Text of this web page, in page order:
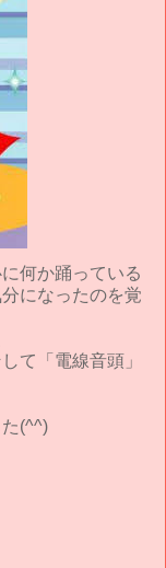
何か踊っている
になったのを覚
て「電線音頭」
(^^)